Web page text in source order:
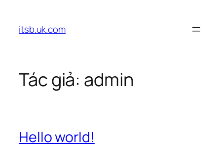
phầnitsb.uk.com
Tác giả: admin
Hello world!